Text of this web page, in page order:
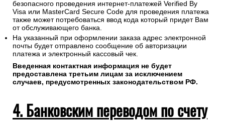
безопасного проведения интернет-платежей Verified By
Visa или MasterCard Secure Code для проведения платежа
также может потребоваться ввод кода который придет Вам
от обслуживающего банка.
На указанный при оформлении заказа адрес электронной
почты будет отправлено сообщение об авторизации
платежа и электронный кассовый чек.
Введенная контактная информация не будет
предоставлена третьим лицам за исключением
случаев, предусмотренных законодательством РФ.
4. Банковским переводом по счету